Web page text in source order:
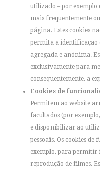
utilizado – por exemplo
mais frequentemente
página. Estes cookies
permita a identificação
agregada e anónima.
exclusivamente para
consequentemente, a
Cookies de
Permitem ao website
facultados (por
e disponibilizar ao
pessoais. Os cookies
exemplo, para permitir
reprodução de filmes.